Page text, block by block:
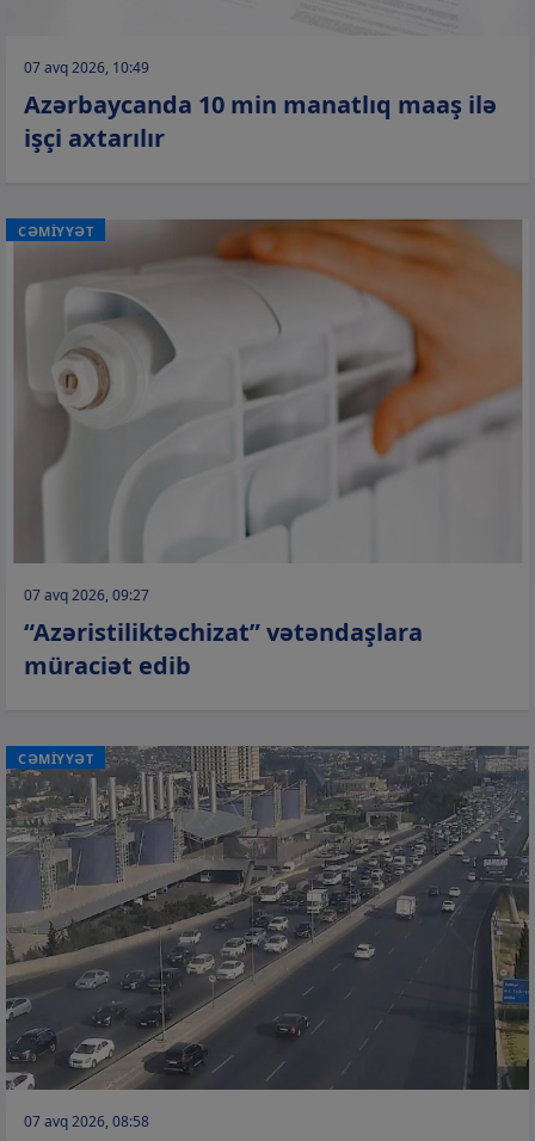
07 avq 2026, 10:49
Azərbaycanda 10 min manatlıq maaş ilə
işçi axtarılır
CƏMİYYƏT
07 avq 2026, 09:27
“Azəristiliktəchizat” vətəndaşlara
müraciət edib
CƏMİYYƏT
07 avq 2026, 08:58